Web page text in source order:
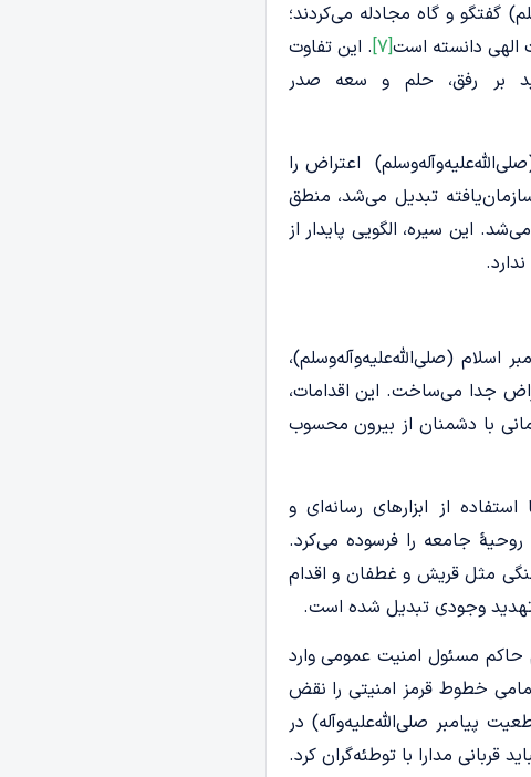
گفتگو و گاه مجادله می‌کردند؛
الهی دانسته است[7]
. این تفاوت
بر رفق، حلم و سعه صدر
اعتراض را
تبدیل می‌شد، منطق
این سیره، الگویی پایدار از
(صلی‌الله‌علیه‌وآله‌وسلم)،
جدا می‌ساخت. این اقدامات،
با دشمنان از بیرون محسوب
از ابزارهای رسانه‌ای و
جامعه را فرسوده می‌کرد.
مثل قریش و غطفان و اقدام
وجودی تبدیل شده است.
حاکم مسئول امنیت عمومی وارد
خطوط قرمز امنیتی را نقض
پیامبر صلی‌الله‌علیه‌وآله) در
قربانی مدارا با توطئه‌گران کرد.